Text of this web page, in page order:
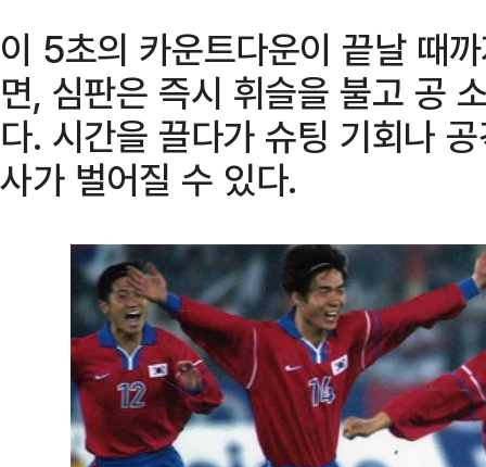
이 5초의 카운트다운이 끝날 때
면, 심판은 즉시 휘슬을 불고 공
다. 시간을 끌다가 슈팅 기회나
사가 벌어질 수 있다.